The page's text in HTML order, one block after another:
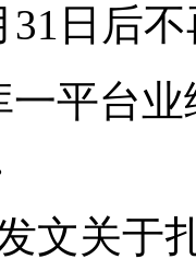
31日后
一平台
文关于